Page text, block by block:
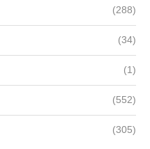
(288)
(34)
(1)
(552)
(305)